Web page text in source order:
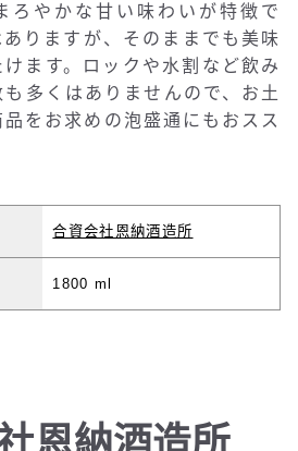
ろやかな甘い味わいが特徴で
りますが、そのままでも美味
ます。ロックや水割など飲み
多くはありませんので、お土
をお求めの泡盛通にもおスス
合資会社恩納酒造所
1800 ml